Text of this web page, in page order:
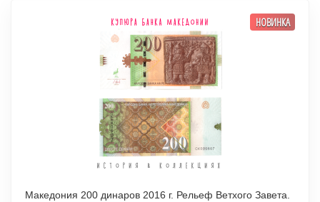
НОВИНКА
Македония 200 динаров 2016 г. Рельеф Ветхого Завета.